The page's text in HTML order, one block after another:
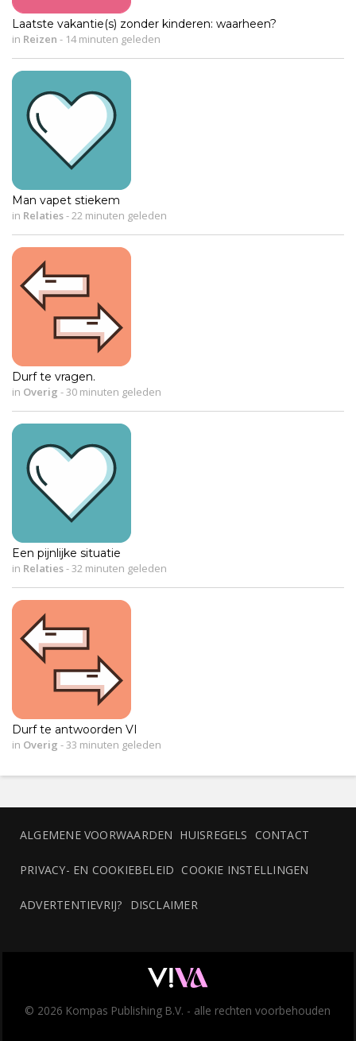
Laatste vakantie(s) zonder kinderen: waarheen?
in Reizen - 14 minuten geleden
Man vapet stiekem
in Relaties- 22 minuten geleden
Durf te vragen.
in Overig - 30 minuten geleden
Een pijnlijke situatie
in Relaties- 32 minuten geleden
Durf te antwoorden VI
in Overig - 33 minuten geleden
ALGEMENE VOORWAARDEN HUISREGELS CONTACT
PRIVACY- EN COOKIEBELEID COOKIE INSTELLINGEN
ADVERTENTIEVRIJ? DISCLAIMER
© 2026 Kompas Publishing B.V. - alle rechten voorbehouden